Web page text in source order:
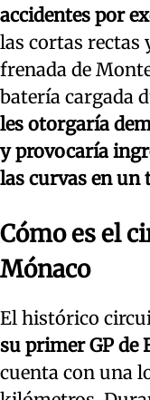
accidentes por
las cortas rectas
frenada de
batería cargada
les otorgaría
y provocaría
las curvas en un
Cómo es el
Mónaco
El histórico
su primer GP de
cuenta con una